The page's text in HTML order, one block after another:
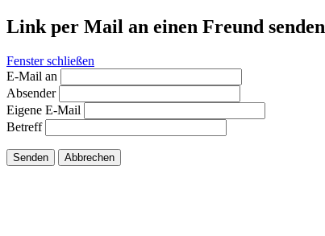
Link per Mail an einen Freund senden
Fenster schließen
E-Mail an
Absender
Eigene E-Mail
Betreff
Senden Abbrechen